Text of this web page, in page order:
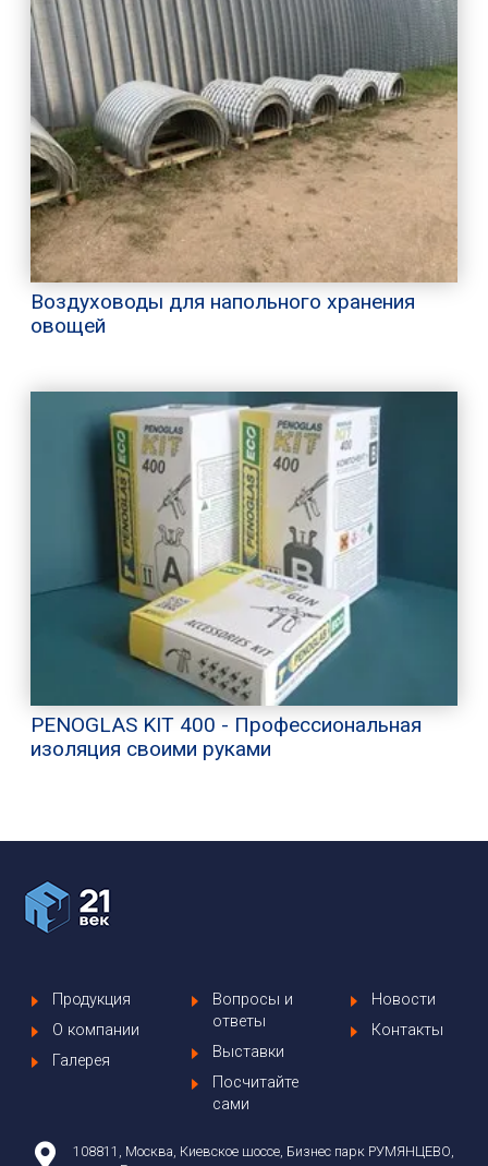
Воздуховоды для напольного хранения
овощей
PENOGLAS KIT 400 - Профессиональная
изоляция своими руками
Продукция
О компании
Галерея
Вопросы и
ответы
Выставки
Посчитайте
сами
Новости
Контакты
108811, Москва, Киевское шоссе, Бизнес парк РУМЯНЦЕВО,